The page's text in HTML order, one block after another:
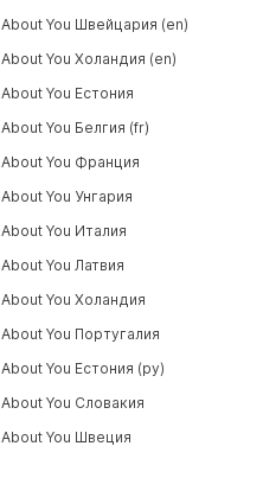
About You Швейцария (en)
About You Холандия (en)
About You Естония
About You Белгия (fr)
About You Франция
About You Унгария
About You Италия
About You Латвия
About You Холандия
About You Португалия
About You Естония (ру)
About You Словакия
About You Швеция